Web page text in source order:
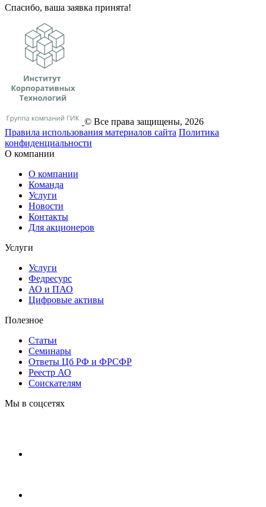
Спасибо, ваша заявка принята!
© Все права защищены, 2026
Правила использования материалов сайта Политика
конфиденциальности
О компании
О компании
Команда
Услуги
Новости
Контакты
Для акционеров
Услуги
Услуги
Федресурс
АО и ПАО
Цифровые активы
Полезное
Статьи
Cеминары
Ответы Цб РФ и ФРСФР
Реестр АО
Соискателям
Мы в соцсетях